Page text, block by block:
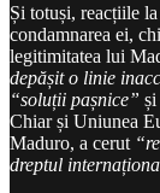
Și totuși, reacțiile
condamnarea ei,
legitimitatea lui
depășit o linie
“soluții pașnice” și
Chiar și Uniunea
Maduro, a cerut
dreptul